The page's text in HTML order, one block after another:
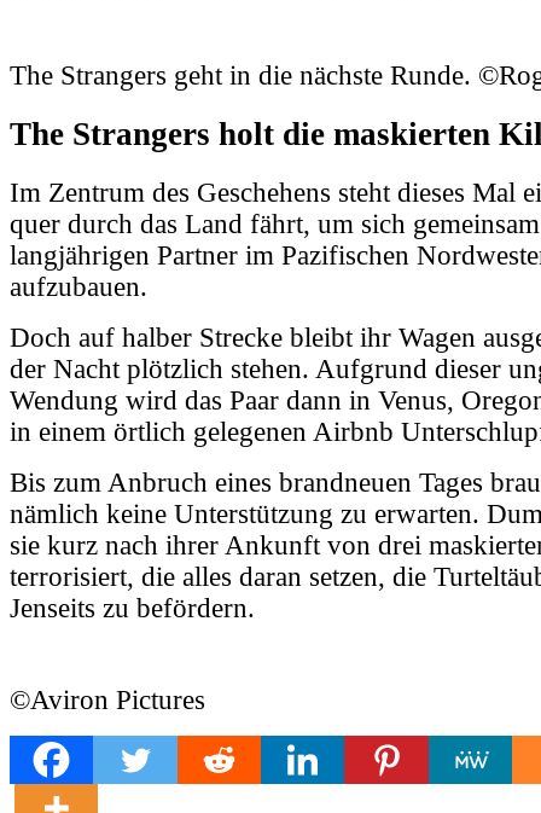
The Strangers geht in die nächste Runde.
The Strangers holt die maskierten
Im Zentrum des Geschehens steht dieses Mal
quer durch das Land fährt, um sich
langjährigen Partner im Pazifischen
aufzubauen.
Doch auf halber Strecke bleibt ihr Wagen
der Nacht plötzlich stehen. Aufgrund dieser
Wendung wird das Paar dann in Venus,
in einem örtlich gelegenen Airbnb
Bis zum Anbruch eines brandneuen Tages
nämlich keine Unterstützung zu erwarten.
sie kurz nach ihrer Ankunft von drei
terrorisiert, die alles daran setzen, die
Jenseits zu befördern.
©Aviron Pictures